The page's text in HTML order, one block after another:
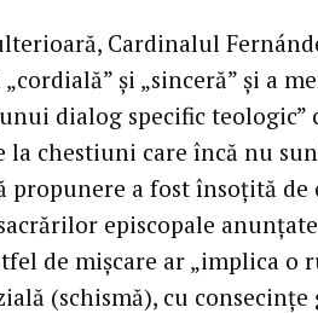
Cardinalul
și „sinceră” și a
dialog specific teologic”
la chestiuni care încă nu
propunere a fost însoțită de
episcopale
de mișcare ar „implica o
(schismă), cu